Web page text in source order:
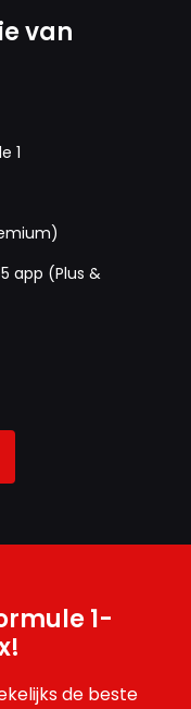
van
1
app (Plus &
1-
de beste